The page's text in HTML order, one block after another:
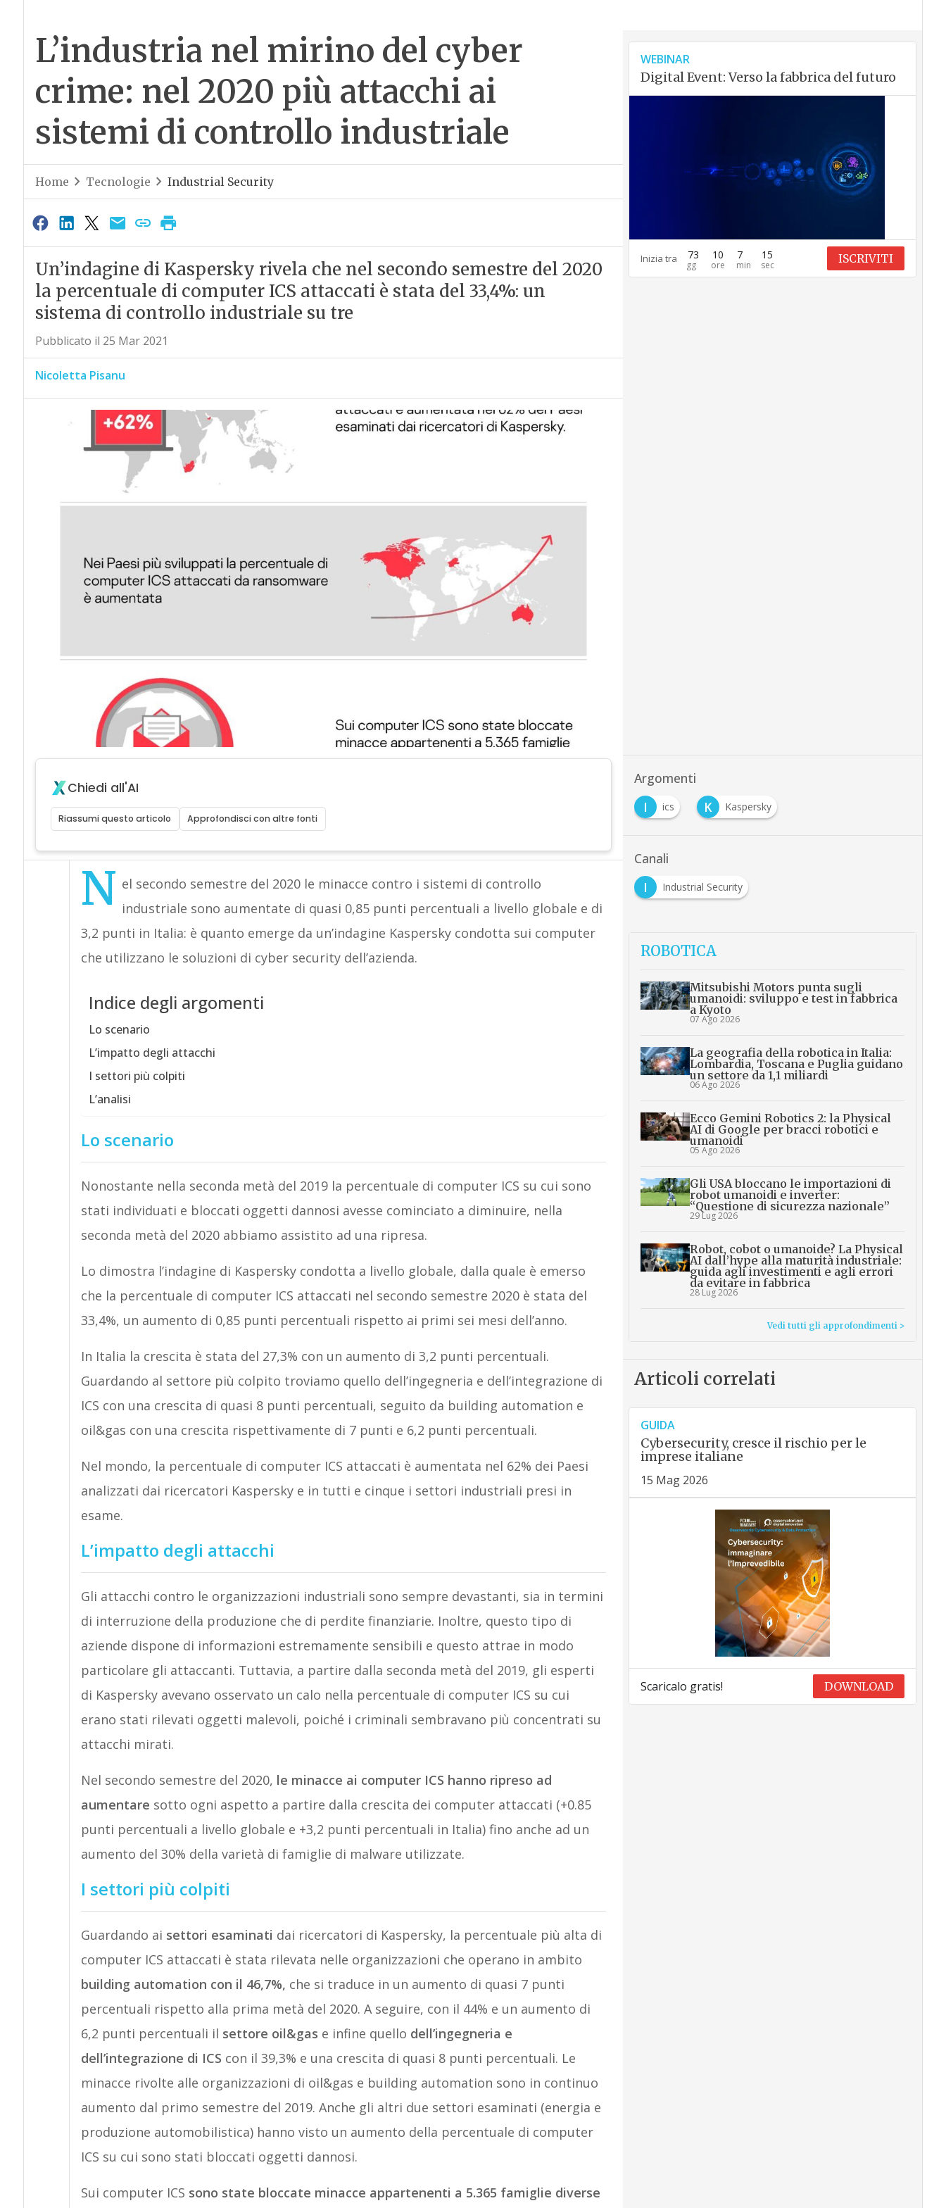
L’industria nel mirino del cyber
crime: nel 2020 più attacchi ai
sistemi di controllo industriale
Home Tecnologie Industrial Security
Un’indagine di Kaspersky rivela che nel secondo semestre del 2020
la percentuale di computer ICS attaccati è stata del 33,4%: un
sistema di controllo industriale su tre
Pubblicato il 25 Mar 2021
Nicoletta Pisanu
Chiedi all'AI
Riassumi questo articolo Approfondisci con altre fonti
N el secondo semestre del 2020 le minacce contro i sistemi di controllo
industriale sono aumentate di quasi 0,85 punti percentuali a livello globale e di
3,2 punti in Italia: è quanto emerge da un’indagine Kaspersky condotta sui computer
che utilizzano le soluzioni di cyber security dell’azienda.
Indice degli argomenti
Lo scenario
L’impatto degli attacchi
I settori più colpiti
L’analisi
Lo scenario
Nonostante nella seconda metà del 2019 la percentuale di computer ICS su cui sono
stati individuati e bloccati oggetti dannosi avesse cominciato a diminuire, nella
seconda metà del 2020 abbiamo assistito ad una ripresa.
Lo dimostra l’indagine di Kaspersky condotta a livello globale, dalla quale è emerso
che la percentuale di computer ICS attaccati nel secondo semestre 2020 è stata del
33,4%, un aumento di 0,85 punti percentuali rispetto ai primi sei mesi dell’anno.
In Italia la crescita è stata del 27,3% con un aumento di 3,2 punti percentuali.
Guardando al settore più colpito troviamo quello dell’ingegneria e dell’integrazione di
ICS con una crescita di quasi 8 punti percentuali, seguito da building automation e
oil&gas con una crescita rispettivamente di 7 punti e 6,2 punti percentuali.
Nel mondo, la percentuale di computer ICS attaccati è aumentata nel 62% dei Paesi
analizzati dai ricercatori Kaspersky e in tutti e cinque i settori industriali presi in
esame.
L’impatto degli attacchi
Gli attacchi contro le organizzazioni industriali sono sempre devastanti, sia in termini
di interruzione della produzione che di perdite finanziarie. Inoltre, questo tipo di
aziende dispone di informazioni estremamente sensibili e questo attrae in modo
particolare gli attaccanti. Tuttavia, a partire dalla seconda metà del 2019, gli esperti
di Kaspersky avevano osservato un calo nella percentuale di computer ICS su cui
erano stati rilevati oggetti malevoli, poiché i criminali sembravano più concentrati su
attacchi mirati.
Nel secondo semestre del 2020, le minacce ai computer ICS hanno ripreso ad
aumentare sotto ogni aspetto a partire dalla crescita dei computer attaccati (+0.85
punti percentuali a livello globale e +3,2 punti percentuali in Italia) fino anche ad un
aumento del 30% della varietà di famiglie di malware utilizzate.
I settori più colpiti
Guardando ai settori esaminati dai ricercatori di Kaspersky, la percentuale più alta di
computer ICS attaccati è stata rilevata nelle organizzazioni che operano in ambito
building automation con il 46,7%, che si traduce in un aumento di quasi 7 punti
percentuali rispetto alla prima metà del 2020. A seguire, con il 44% e un aumento di
6,2 punti percentuali il settore oil&gas e infine quello dell’ingegneria e
dell’integrazione di ICS con il 39,3% e una crescita di quasi 8 punti percentuali. Le
minacce rivolte alle organizzazioni di oil&gas e building automation sono in continuo
aumento dal primo semestre del 2019. Anche gli altri due settori esaminati (energia e
produzione automobilistica) hanno visto un aumento della percentuale di computer
ICS su cui sono stati bloccati oggetti dannosi.
Sui computer ICS sono state bloccate minacce appartenenti a 5.365 famiglie diverse
WEBINAR
Digital Event: Verso la fabbrica del futuro
Inizia tra 73 10 7 15 ISCRIVITI
Argomenti
I
ics K Kaspersky
Canali
I
Industrial Security
ROBOTICA
Mitsubishi Motors punta sugli
umanoidi: sviluppo e test in fabbrica
a Kyoto
07 Ago 2026
La geografia della robotica in Italia:
Lombardia, Toscana e Puglia guidano
un settore da 1,1 miliardi
06 Ago 2026
Ecco Gemini Robotics 2: la Physical
AI di Google per bracci robotici e
umanoidi
05 Ago 2026
Gli USA bloccano le importazioni di
robot umanoidi e inverter:
“Questione di sicurezza nazionale”
29 Lug 2026
Robot, cobot o umanoide? La Physical
AI dall’hype alla maturità industriale:
guida agli investimenti e agli errori
da evitare in fabbrica
28 Lug 2026
Vedi tutti gli approfondimenti >
Articoli correlati
GUIDA
Cybersecurity, cresce il rischio per le
imprese italiane
15 Mag 2026
Scaricalo gratis! DOWNLOAD